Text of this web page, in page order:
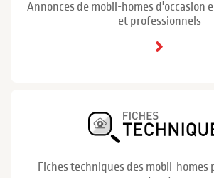
Annonces de mobil-homes d'occasion
et professionnels
Fiches techniques des mobil-homes